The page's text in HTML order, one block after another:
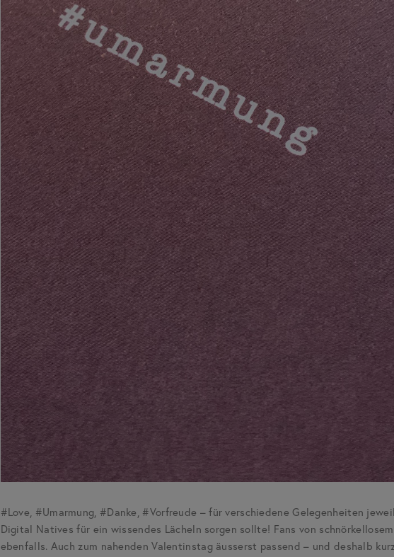
#Love, #Umarmung, #Danke, #Vorfreude – für verschiedene Gelegenheiten
Digital Natives für ein wissendes Lächeln sorgen sollte! Fans von
ebenfalls. Auch zum nahenden Valentinstag äusserst passend – und deshalb